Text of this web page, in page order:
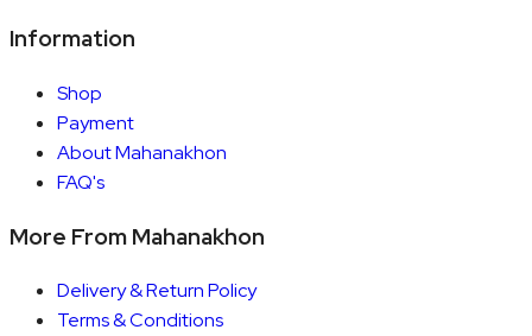
Information
Shop
Payment
About Mahanakhon
FAQ's
More From Mahanakhon
Delivery & Return Policy
Terms & Conditions